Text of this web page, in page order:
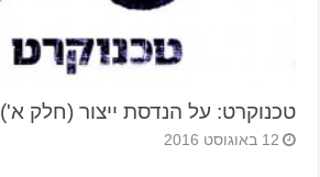
טכנוקרט: על הנדסת ייצור (חלק א')
12 באוגוסט 2016